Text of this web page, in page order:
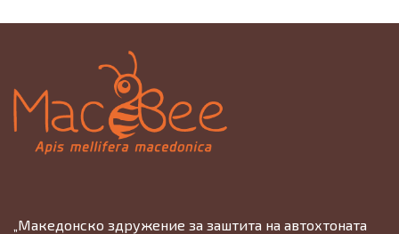
„Македонско здружение за заштита на автохтоната